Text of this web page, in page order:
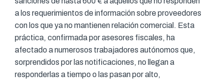
a los requerimientos de información sobre proveedores
con los que ya no mantienen relación comercial. Esta
práctica, confirmada por asesores fiscales, ha
afectado a numerosos trabajadores autónomos que,
sorprendidos por las notificaciones, no llegan a
responderlas a tiempo o las pasan por alto,